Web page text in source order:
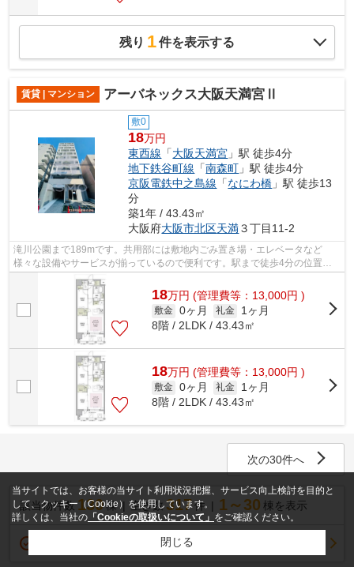
残り 1件を表示する
賃貸 | マンション アーバネックス大阪天満宮Ⅱ
敷0
18万円
東西線 「大阪天満宮 」駅 徒歩4分
地下鉄谷町線 「南森町 」駅 徒歩4分
京阪電鉄中之島線 「なにわ橋 」駅 徒歩13
分
築1年 / 43.43㎡
大阪府大阪市北区天満３丁目11-2
滝川公園まで189mです。共用部には敷地内ごみ置き場・エレベータなど
様々な設備やサービスが揃っているので便利です。駅まで徒歩4分の位置に
立地する、アクセス良好な物件です。築浅で...
18万円 (管理費等：13,000円 )
敷金 0ヶ月 礼金
1ヶ月
8階 / 2LDK / 43.43㎡
18万円 (管理費等：13,000円 )
敷金 0ヶ月 礼金
1ヶ月
8階 / 2LDK / 43.43㎡
次の30件へ
該当物件数130棟 空き数 317 件 1～30 棟を表示
当サイトでは、お客様の当サイト利用状況把握、サービス向上検討を目的と
して、クッキー（Cookie）を使用しています。
詳しくは、当社の 「Cookieの取扱いについて」 をご確認ください。
閉じる